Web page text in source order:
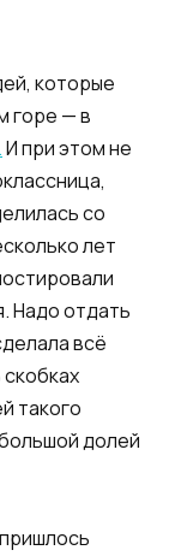
которые
горе — в
.И при этом не
со
лет
Надо отдать
всё
такого
долей